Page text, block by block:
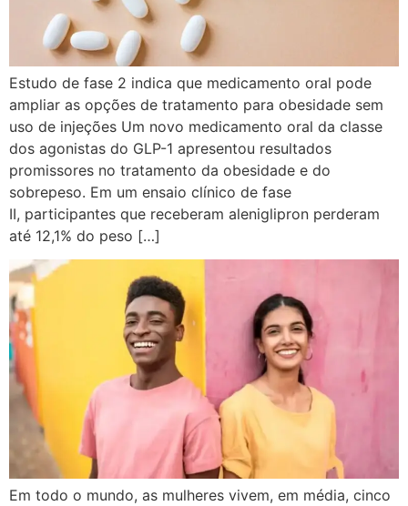
Estudo de fase 2 indica que medicamento oral pode
ampliar as opções de tratamento para obesidade sem
uso de injeções Um novo medicamento oral da classe
dos agonistas do GLP-1 apresentou resultados
promissores no tratamento da obesidade e do
sobrepeso. Em um ensaio clínico de fase
II, participantes que receberam aleniglipron perderam
até 12,1% do peso […]
Em todo o mundo, as mulheres vivem, em média, cinco